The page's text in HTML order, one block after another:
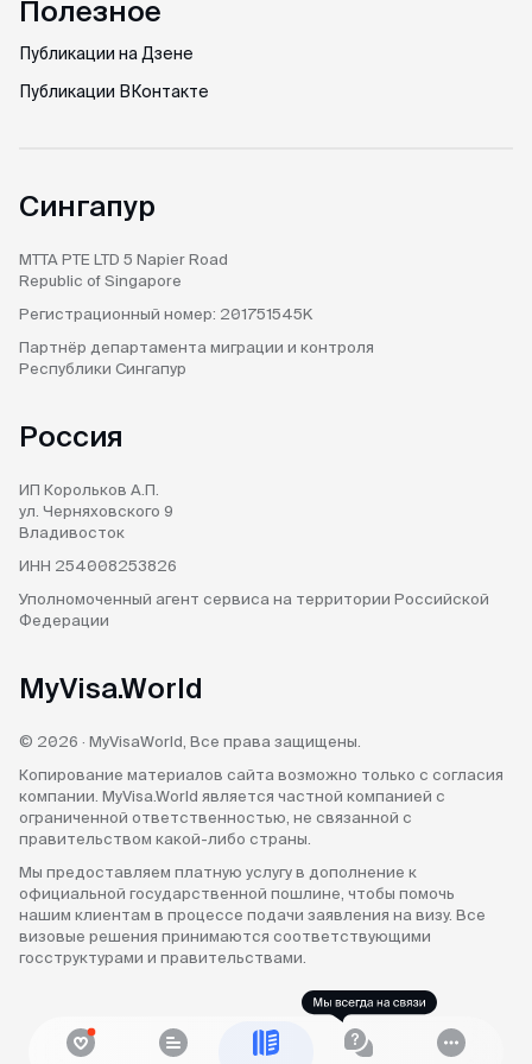
не смогла записаться на подачу (ожидание
записи на подачу более месяца). Уже
отчаялась но нашла этих ребят. и все
Камил
Отзыв с ВКонтакте · 2025
Без заморочек
Оформили keta быстрее чем ожидал и
никакой головной боли.
Александра
Доступные цены
Спасибо визовому центру за оперативную
работу и доступные цены) Подали заявку на
КЕТУ в Корею. Сотрудники центра проверили
на следующий день нам уже направили
разрешение КЕТА. Очень быстро!
Гордей
Отзыв с Telegram · 2024
Меньше чем за день
Все не просто отлично, а даже потрясающе.
Не успел я опомниться, моя кета меньше чем
быстро и вежливо, всем рекомендую!
Полезное
Публикации на Дзене
Публикации ВКонтакте
Сингапур
MTTA PTE LTD 5 Napier Road
Republic of Singapore
Регистрационный номер: 201751545K
Партнёр департамента миграции и контроля
Республики Сингапур
Россия
ИП Корольков А.П.
ул. Черняховского 9
Владивосток
ИНН 254008253826
Уполномоченный агент сервиса на территории Российской
Федерации
MyVisa.World
© 2026 · MyVisaWorld, Все права защищены.
Копирование материалов сайта возможно только с согласия
компании. MyVisa.World является частной компанией с
ограниченной ответственностью, не связанной с
правительством какой-либо страны.
Мы предоставляем платную услугу в дополнение к
официальной государственной пошлине, чтобы помочь
нашим клиентам в процессе подачи заявления на визу. Все
визовые решения принимаются соответствующими
госструктурами и правительствами.